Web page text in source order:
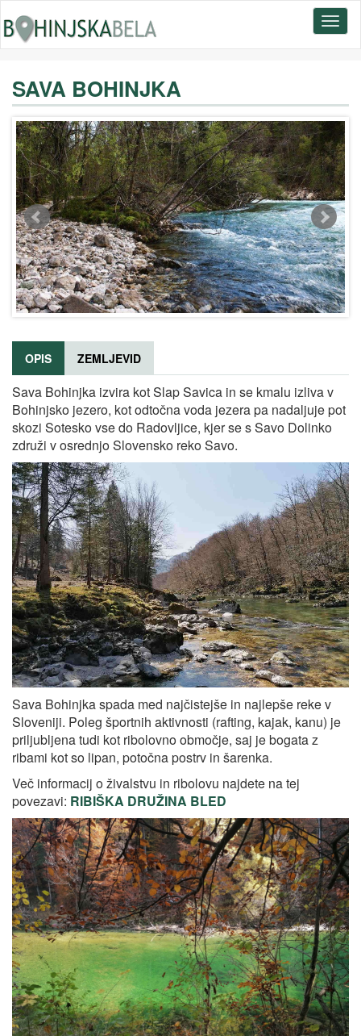
SAVA BOHINJKA
OPIS ZEMLJEVID
Sava Bohinjka izvira kot Slap Savica in se kmalu izliva v
Bohinjsko jezero, kot odtočna voda jezera pa nadaljuje pot
skozi Sotesko vse do Radovljice, kjer se s Savo Dolinko
združi v osrednjo Slovensko reko Savo.
Sava Bohinjka spada med najčistejše in najlepše reke v
Sloveniji. Poleg športnih aktivnosti (rafting, kajak, kanu) je
priljubljena tudi kot ribolovno območje, saj je bogata z
ribami kot so lipan, potočna postrv in šarenka.
Več informacij o živalstvu in ribolovu najdete na tej
povezavi: RIBIŠKA DRUŽINA BLED